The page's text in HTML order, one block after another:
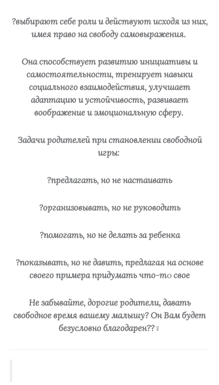
?выбирают себе роли и действуют исходя из них,
имея право на свободу самовыражения.
Она способствует развитию инициативы и
самостоятельности, тренирует навыки
социального взаимодействия, улучшает
адаптацию и устойчивость, развивает
воображение и эмоциональную сферу.
Задачи родителей при становлении свободной
игры:
?предлагать, но не настаивать
?организовывать, но не руководить
?помогать, но не делать за ребенка
?показывать, но не давить, предлагая на основе
своего примера придумать что-тосвое
Не забывайте, дорогие родители, давать
свободное время вашему малышу? Он Вам будет
безусловно благодарен??‍♀️